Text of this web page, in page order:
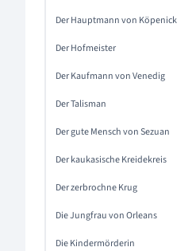
Der Hauptmann von Köpenick
Der Hofmeister
Der Kaufmann von Venedig
Der Talisman
Der gute Mensch von Sezuan
Der kaukasische Kreidekreis
Der zerbrochne Krug
Die Jungfrau von Orleans
Die Kindermörderin